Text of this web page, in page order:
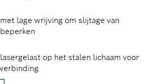
lage wrijving om slijtage van
op het stalen lichaam voor